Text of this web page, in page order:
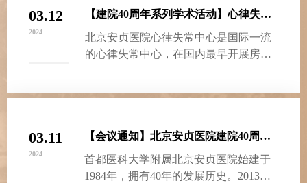
03.12
2024
【建院40周年系列学术活动】心律失常系列讲座
北京安贞医院心律失常中心是国际一流
的心律失常中心，在国内最早开展房颤
03.11
2024
【会议通知】北京安贞医院建院40周年学术会议（第一轮通知）
首都医科大学附属北京安贞医院始建于
1984年，拥有40年的发展历史。2013年